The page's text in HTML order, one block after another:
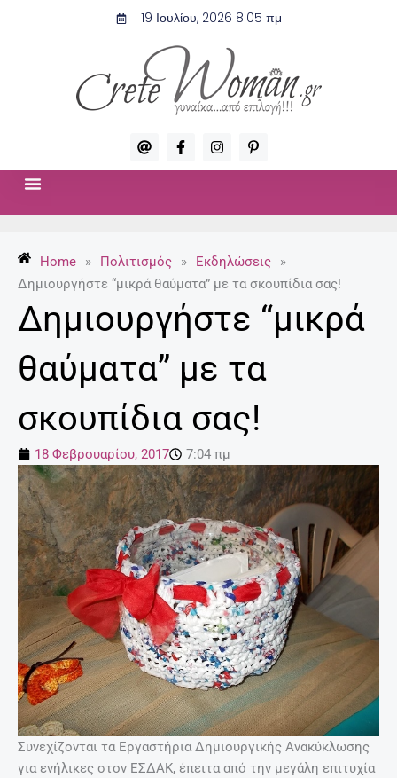
19 Ιουλίου, 2026 8:05 πμ
A
t
F
a
c
f
I
n
s
m
P
i
n
-
p
Home » Πολιτισμός » Εκδηλώσεις
»
Δημιουργήστε “μικρά θαύματα” με τα σκουπίδια σας!
Δημιουργήστε “μικρά
θαύματα” με τα
σκουπίδια σας!
18 Φεβρουαρίου, 2017 7:04 πμ
Συνεχίζονται τα Εργαστήρια Δημιουργικής Ανακύκλωσης
για ενήλικες στον ΕΣΔΑΚ, έπειτα από την μεγάλη επιτυχία